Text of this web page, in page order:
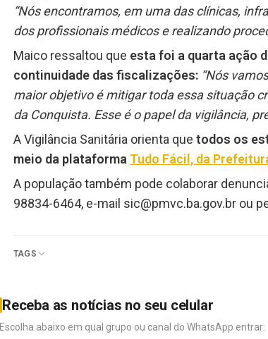
“Nós encontramos, em uma das clínicas,
dos profissionais médicos e realizando
Maico ressaltou que esta foi a quarta ação
continuidade das fiscalizações: “Nós
maior objetivo é mitigar toda essa situação
da Conquista. Esse é o papel da vigilância,
A Vigilância Sanitária orienta que todos os
meio da plataforma Tudo Fácil, da
A população também pode colaborar
98834-6464, e-mail sic@pmvc.ba.gov.br ou
TAGS
Receba as notícias no seu celular
Escolha abaixo em qual grupo ou canal do WhatsApp entrar: